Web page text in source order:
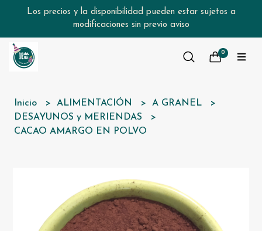
Los precios y la disponibilidad pueden estar sujetos a
modificaciones sin previo aviso
0
Inicio ALIMENTACIÓN
A GRANEL
DESAYUNOS y MERIENDAS
CACAO AMARGO EN POLVO